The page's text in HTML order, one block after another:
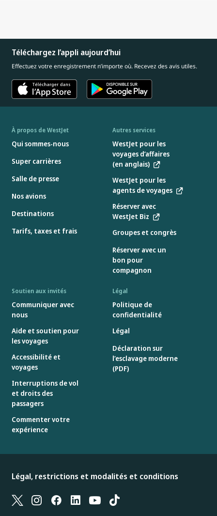
Téléchargez l’appli aujourd’hui
Effectuez votre enregistrement n’importe où. Recevez des avis utiles.
À propos de WestJet
Qui sommes-nous
Super carrières
Salle de presse
Nos avions
Destinations
Tarifs, taxes et frais
Autres services
WestJet pour les
voyages d’affaires
(en anglais)
WestJet pour les
agents de voyages
Réserver avec
WestJet Biz
Groupes et congrès
Réserver avec un
bon pour
compagnon
Soutien aux invités
Communiquer avec
nous
Aide et soutien pour
les voyages
Accessibilité et
voyages
Interruptions de vol
et droits des
passagers
Commenter votre
expérience
Légal
Politique de
confidentialité
Légal
Déclaration sur
l’esclavage moderne
(PDF)
Légal, restrictions et modalités et conditions